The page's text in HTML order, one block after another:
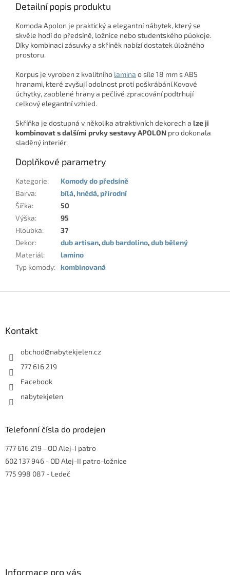
Detailní popis produktu
Komoda Apolon je praktický a elegantní nábytek, který se
skvěle hodí do předsíně, ložnice nebo studentského púokoje.
Díky kombinaci zásuvky a skříněk nabízí dostatek úložného
prostoru.
Korpus je vyroben z kvalitního lamina o síle 18 mm s ABS
hranami, které zvyšují odolnost proti poškrábání.Kovové
úchytky, zaoblené hrany a pečlivé zpracování podtrhují
celkový elegantní vzhled.
Skříňka je dostupná v několika atraktivních dekorech a lze ji
kombinovat s dalšími prvky sestavy APOLON pro dokonala
sladěný interiér.
Doplňkové parametry
Kategorie:
Komody do předsíně
Barva: bílá,hnědá,přírodní
Šířka:
50
Výška:
95
Hloubka:
37
Dekor: dub artisan,dub bardolino,dub bělený
Materiál:
lamino
Typ komody: kombinovaná
Kontakt
obchod@nabytekjelen.cz
777 616 219
Facebook
nabytekjelen
Telefonní čísla do prodejen
777 616 219 - OD Alej-I patro
602 137 946 - OD Alej-II patro-ložnice
775 998 087 - Ledeč
Informace pro vás